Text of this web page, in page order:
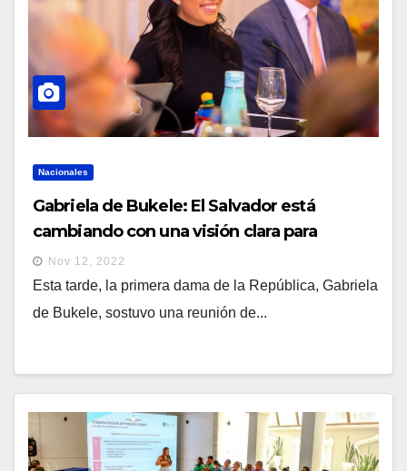
Nacionales
Gabriela de Bukele: El Salvador está
cambiando con una visión clara para
nuestras futuras generaciones
Nov 12, 2022
Esta tarde, la primera dama de la República, Gabriela
de Bukele, sostuvo una reunión de...